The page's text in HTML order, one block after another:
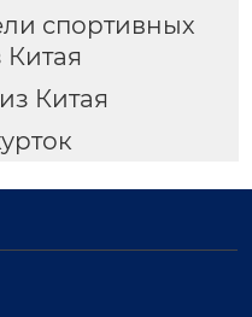
спортивных
Китая
Китая